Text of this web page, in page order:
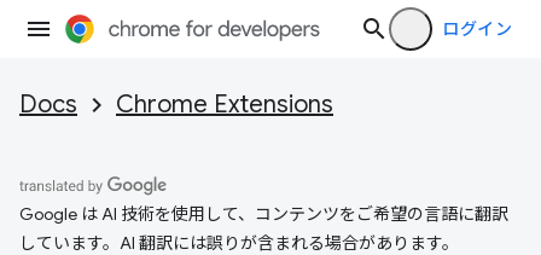
ログイン
Docs Chrome Extensions
Google は AI 技術を使用して、コンテンツをご希望の言語に翻訳
しています。AI 翻訳には誤りが含まれる場合があります。